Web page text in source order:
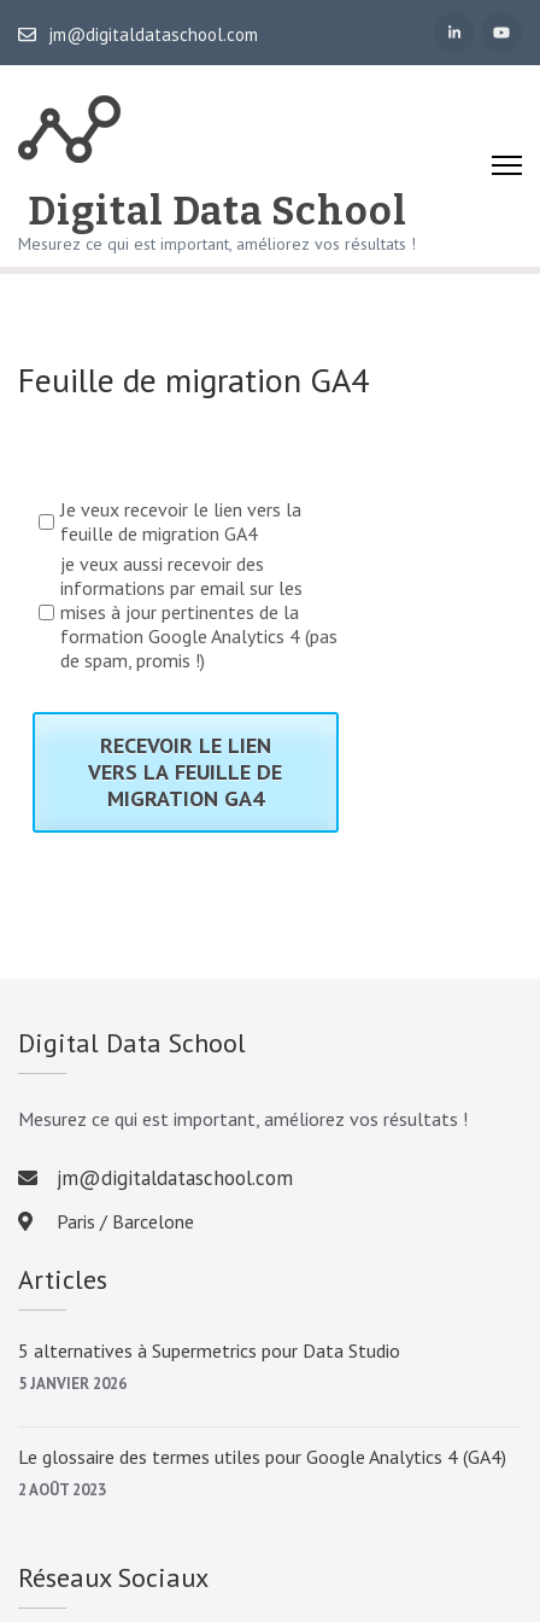
(Pressez
Entrée)
jm@digitaldataschool.com
Digital Data School
Mesurez ce qui est important, améliorez vos résultats !
Feuille de migration GA4
Je veux recevoir le lien vers la
feuille de migration GA4
je veux aussi recevoir des
informations par email sur les
mises à jour pertinentes de la
formation Google Analytics 4 (pas
de spam, promis !)
RECEVOIR LE LIEN
VERS LA FEUILLE DE
MIGRATION GA4
Digital Data School
Mesurez ce qui est important, améliorez vos résultats !
jm@digitaldataschool.com
Paris / Barcelone
Articles
5 alternatives à Supermetrics pour Data Studio
5 JANVIER 2026
Le glossaire des termes utiles pour Google Analytics 4 (GA4)
2 AOÛT 2023
Réseaux Sociaux